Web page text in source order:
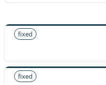
fixed
fixed